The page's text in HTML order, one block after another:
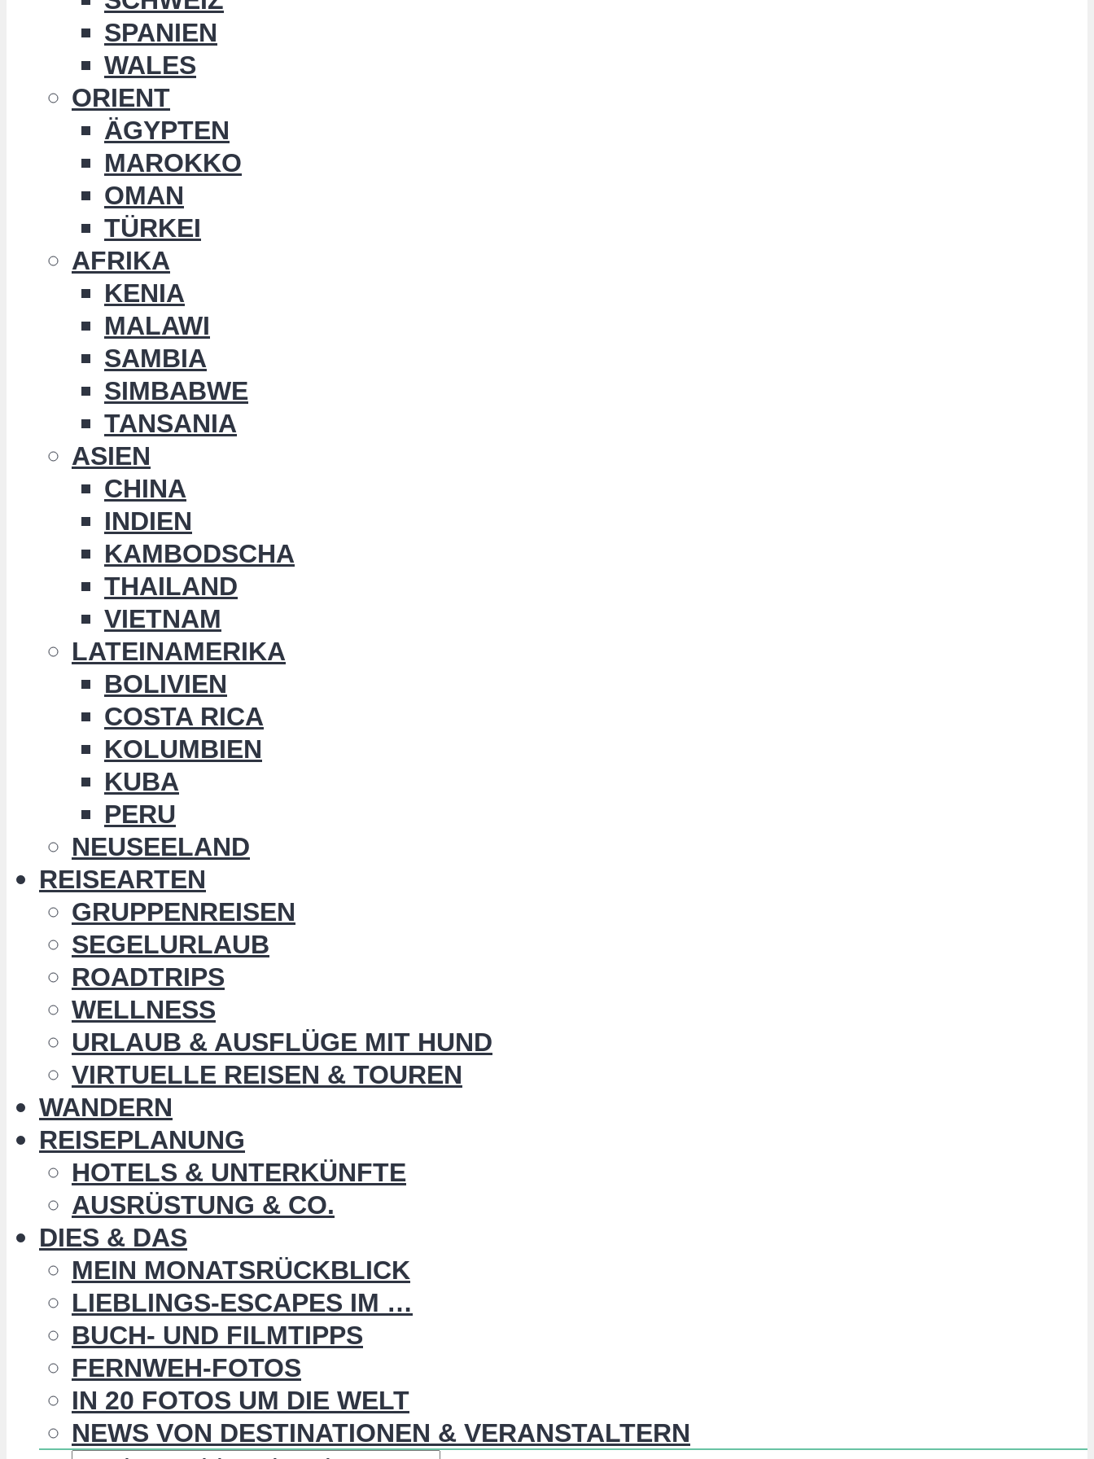
SPANIEN
WALES
ORIENT
ÄGYPTEN
MAROKKO
OMAN
TÜRKEI
AFRIKA
KENIA
MALAWI
SAMBIA
SIMBABWE
TANSANIA
ASIEN
CHINA
INDIEN
KAMBODSCHA
THAILAND
VIETNAM
LATEINAMERIKA
BOLIVIEN
COSTA RICA
KOLUMBIEN
KUBA
PERU
NEUSEELAND
REISEARTEN
GRUPPENREISEN
SEGELURLAUB
ROADTRIPS
WELLNESS
URLAUB & AUSFLÜGE MIT HUND
VIRTUELLE REISEN & TOUREN
WANDERN
REISEPLANUNG
HOTELS & UNTERKÜNFTE
AUSRÜSTUNG & CO.
DIES & DAS
MEIN MONATSRÜCKBLICK
LIEBLINGS-ESCAPES IM …
BUCH- UND FILMTIPPS
FERNWEH-FOTOS
IN 20 FOTOS UM DIE WELT
NEWS VON DESTINATIONEN & VERANSTALTERN